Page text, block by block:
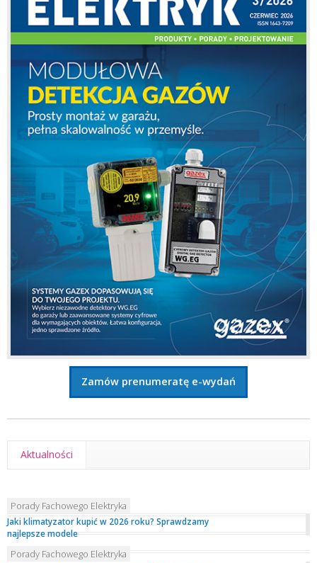
Zamów prenumeratę e-wydań
Aktualności
Porady Fachowego Elektryka
Jaki klimatyzator kupić w 2026 roku? Sprawdzamy
najlepsze modele
Porady Fachowego Elektryka